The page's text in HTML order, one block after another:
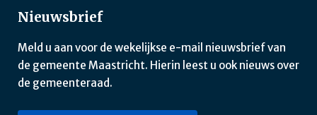
Nieuwsbrief
Meld u aan voor de wekelijkse e-mail nieuwsbrief van
de gemeente Maastricht. Hierin leest u ook nieuws over
de gemeenteraad.